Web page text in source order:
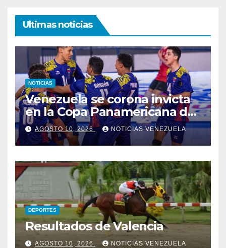
Ultimas noticias
NOTICIAS
Venezuela se corona invicta
en la Copa Panamericana de
Voleibol U17
AGOSTO 10, 2026 NOTICIAS VENEZUELA
DEPORTES
Resultados de Valencia
AGOSTO 10, 2026 NOTICIAS VENEZUELA